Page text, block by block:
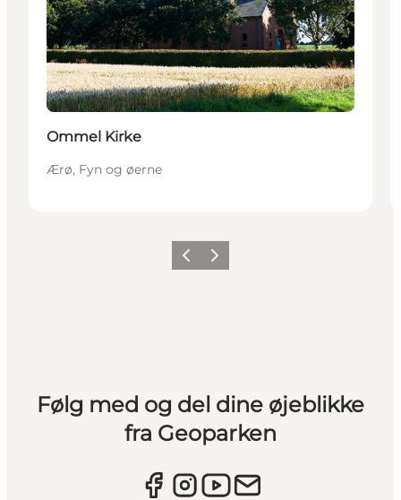
Ommel Kirke
Ærø, Fyn og øerne
ForrigeNæste
Følg med og del dine øjeblikke
fra Geoparken